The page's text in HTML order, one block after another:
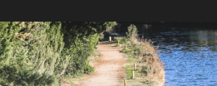
BEZIERS URBAN TRAIL
11 OCTOBRE 2026
LA VENI VICI
7 NOVEMBRE 2026